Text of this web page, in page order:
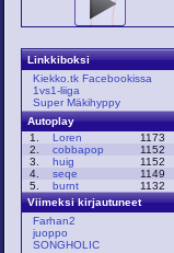
Linkkiboksi
Kiekko.tk Facebookissa
1vs1-liiga
Super Mäkihyppy
Autoplay
1.
Loren
1173
2.
cobbapop
1152
3.
huig
1152
4.
seqe
1149
5.
burnt
1132
Viimeksi kirjautuneet
Farhan2
juoppo
SONGHOLIC